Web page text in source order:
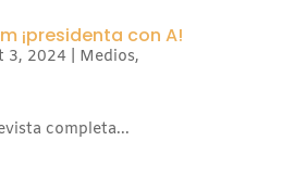
¡presidenta con A!
3, 2024| Medios,
completa...